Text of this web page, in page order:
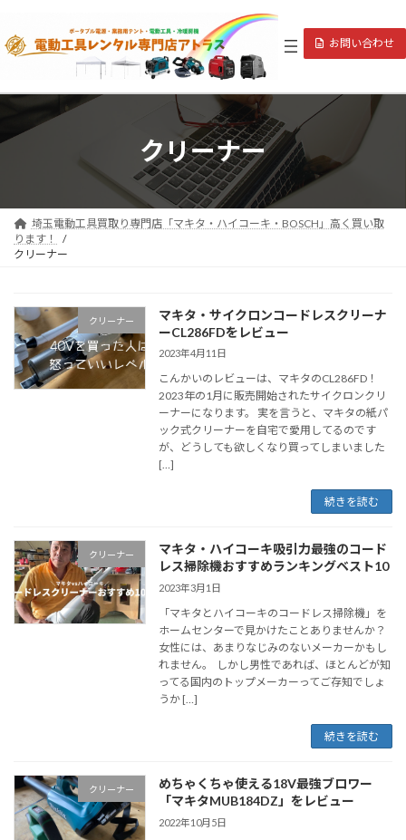
テ
へ
キ
ゲ
ョ
に
お問い合わせ
クリーナー
埼玉電動工具買取り専門店「マキタ・ハイコーキ・BOSCH」高く買い取
ります！
クリーナー
クリーナー
マキタ・サイクロンコードレスクリーナ
ーCL286FDをレビュー
2023年4月11日
こんかいのレビューは、マキタのCL286FD！
2023年の1月に販売開始されたサイクロンクリ
ーナーになります。 実を言うと、マキタの紙パ
ック式クリーナーを自宅で愛用してるのです
が、どうしても欲しくなり買ってしまいました
[…]
続きを読む
クリーナー
マキタ・ハイコーキ吸引力最強のコード
レス掃除機おすすめランキングベスト10
2023年3月1日
「マキタとハイコーキのコードレス掃除機」を
ホームセンターで見かけたことありませんか？
女性には、あまりなじみのないメーカーかもし
れません。 しかし男性であれば、ほとんどが知
ってる国内のトップメーカーってご存知でしょ
うか […]
続きを読む
クリーナー
めちゃくちゃ使える18V最強ブロワー
「マキタMUB184DZ」をレビュー
2022年10月5日